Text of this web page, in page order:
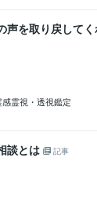
声を取り戻して
霊視・透視鑑定
談とは
記事